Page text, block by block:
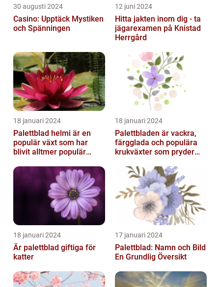
30 augusti 2024
Casino: Upptäck Mystiken
och Spänningen
12 juni 2024
Hitta jakten inom dig - ta
jägarexamen på Knistad
Herrgård
18 januari 2024
Palettblad helmi är en
populär växt som har
blivit alltmer populär
trädgårdsentusiaster
18 januari 2024
Palettbladen är vackra,
färgglada och populära
krukväxter som pryder
trädgårdar runt o...
18 januari 2024
Är palettblad giftiga för
katter
17 januari 2024
Palettblad: Namn och Bild
En Grundlig Översikt